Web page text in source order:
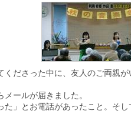
くださった中に、友人のご両親が
ールが届きました。
た」とお電話があったこと。そ